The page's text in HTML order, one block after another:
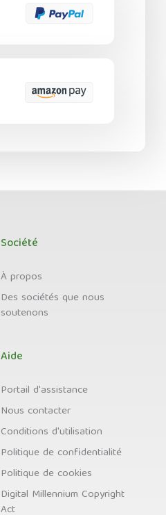
Société
À propos
Des sociétés que nous
soutenons
Aide
Portail d'assistance
Nous contacter
Conditions d'utilisation
Politique de confidentialité
Politique de cookies
Digital Millennium Copyright
Act